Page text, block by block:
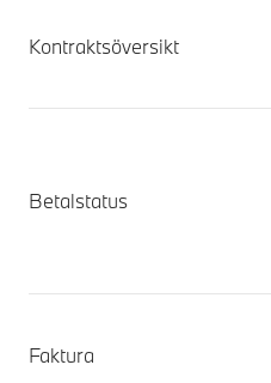
Kontraktsöversikt
Betalstatus
Faktura